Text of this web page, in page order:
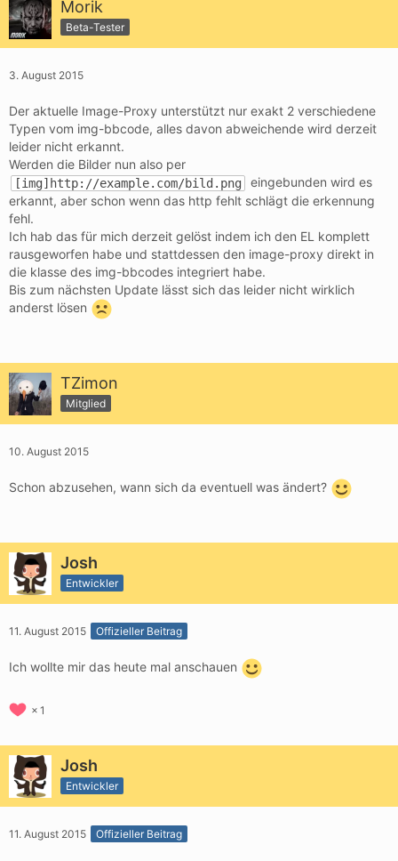
Morik
Beta-Tester
3. August 2015
Der aktuelle Image-Proxy unterstützt nur exakt 2 verschiedene
Typen vom img-bbcode, alles davon abweichende wird derzeit
leider nicht erkannt.
Werden die Bilder nun also per
[img]http://example.com/bild.png
eingebunden wird es
erkannt, aber schon wenn das http fehlt schlägt die erkennung
fehl.
Ich hab das für mich derzeit gelöst indem ich den EL komplett
rausgeworfen habe und stattdessen den image-proxy direkt in
die klasse des img-bbcodes integriert habe.
Bis zum nächsten Update lässt sich das leider nicht wirklich
anderst lösen
TZimon
Mitglied
10. August 2015
Schon abzusehen, wann sich da eventuell was ändert?
Josh
Entwickler
11. August 2015 Offizieller Beitrag
Ich wollte mir das heute mal anschauen
1
Josh
Entwickler
11. August 2015 Offizieller Beitrag